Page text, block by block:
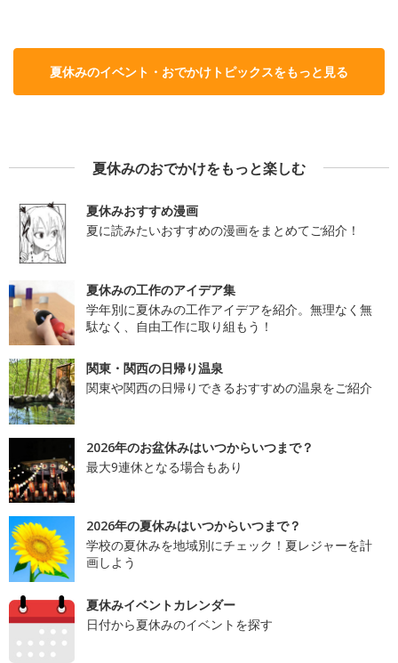
夏休みのイベント・おでかけトピックスをもっと見る
夏休みのおでかけをもっと楽しむ
夏休みおすすめ漫画
夏に読みたいおすすめの漫画をまとめてご紹介！
夏休みの工作のアイデア集
学年別に夏休みの工作アイデアを紹介。無理なく無
駄なく、自由工作に取り組もう！
関東・関西の日帰り温泉
関東や関西の日帰りできるおすすめの温泉をご紹介
2026年のお盆休みはいつからいつまで？
最大9連休となる場合もあり
2026年の夏休みはいつからいつまで？
学校の夏休みを地域別にチェック！夏レジャーを計
画しよう
夏休みイベントカレンダー
日付から夏休みのイベントを探す